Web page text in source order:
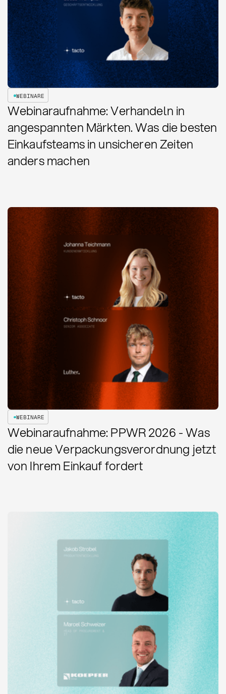
WEBINARE
Webinaraufnahme: Verhandeln in
angespannten Märkten. Was die besten
Einkaufsteams in unsicheren Zeiten
anders machen
WEBINARE
Webinaraufnahme: PPWR 2026 - Was
die neue Verpackungsverordnung jetzt
von Ihrem Einkauf fordert